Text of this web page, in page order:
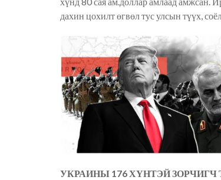
дахин цохилт өгвөл тус улсын түүх,
УКРАИНЫ 176 ХҮНТЭЙ